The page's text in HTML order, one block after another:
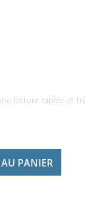
lecture rapide et
PANIER